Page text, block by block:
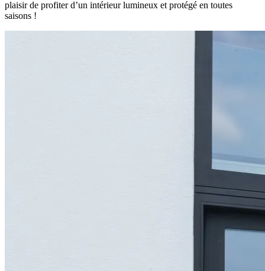
plaisir de profiter d’un intérieur lumineux et protégé en toutes
saisons !